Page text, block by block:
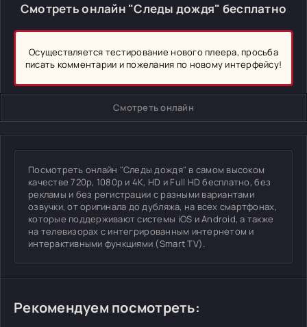
Смотреть онлайн "Следы дождя" бесплатно
Осуществляется тестирование нового плеера, просьба
писать комментарии и пожелания по новому интерфейсу!
Смотреть онлайн
Посмотреть онлайн "Следы дождя" в самом высоком
качестве 720p, 1080p и 4K, HD и Full HD бесплатно, без
рекламы и без регистрации с разными вариантами
озвучки, от оригинала до дубляжа, на всех смартфонах,
которые поддерживают системы iOS и Android, а также
на телевизорах с интегрированным интернетом и
интерактивными функциями (Smart TV).
Рекомендуем посмотреть: